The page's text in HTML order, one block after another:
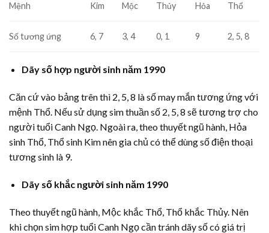
Mệnh Kim Mộc Thủy Hỏa Thổ
Số tương ứng 6, 7 3, 4 0, 1 9 2, 5, 8
Dãy số hợp người sinh năm 1990
Căn cứ vào bảng trên thì 2, 5, 8 là số may mắn tương ứng với
mệnh Thổ. Nếu sử dụng sim thuần số 2, 5, 8 sẽ tương trợ cho
người tuổi Canh Ngọ. Ngoài ra, theo thuyết ngũ hành, Hỏa
sinh Thổ, Thổ sinh Kim nên gia chủ có thể dùng số điện thoại
tương sinh là 9.
Dãy số khắc người sinh năm 1990
Theo thuyết ngũ hành, Mộc khắc Thổ, Thổ khắc Thủy. Nên
khi chọn sim hợp tuổi Canh Ngọ cần tránh dãy số có giá trị